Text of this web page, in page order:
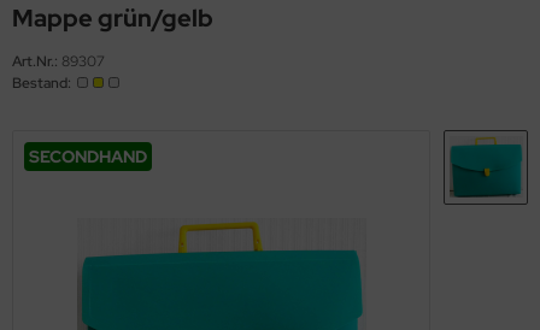
Mappe grün/gelb
Art.Nr.: 89307
Bestand:
SECONDHAND